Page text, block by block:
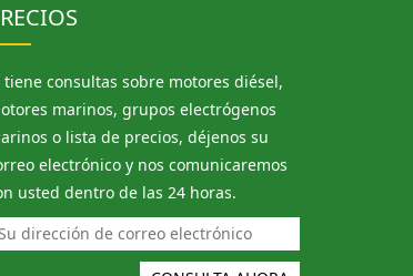
tiene consultas sobre motores diésel,
marinos, grupos electrógenos
o lista de precios, déjenos su
electrónico y nos comunicaremos
usted dentro de las 24 horas.